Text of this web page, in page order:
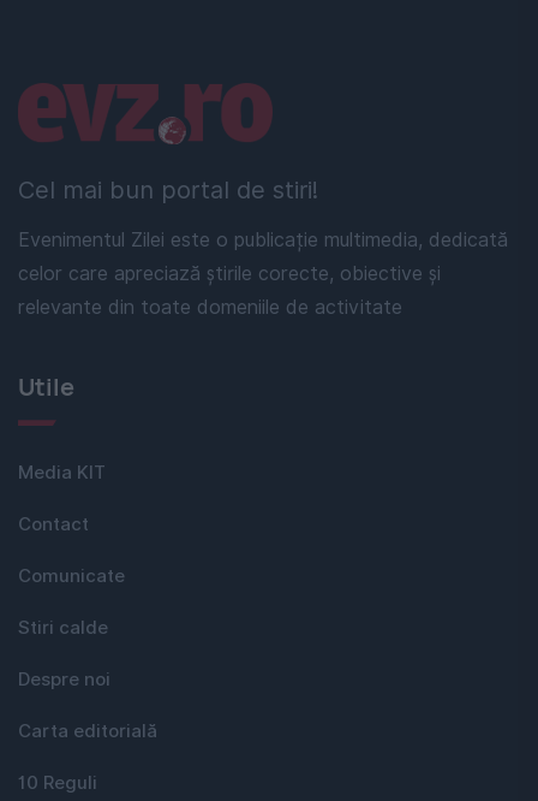
Cel mai bun portal de stiri!
Evenimentul Zilei este o publicație multimedia, dedicată
celor care apreciază știrile corecte, obiective și
relevante din toate domeniile de activitate
Linkuri utile
Utile
Media KIT
Contact
Comunicate
Stiri calde
Despre noi
Carta editorială
10 Reguli